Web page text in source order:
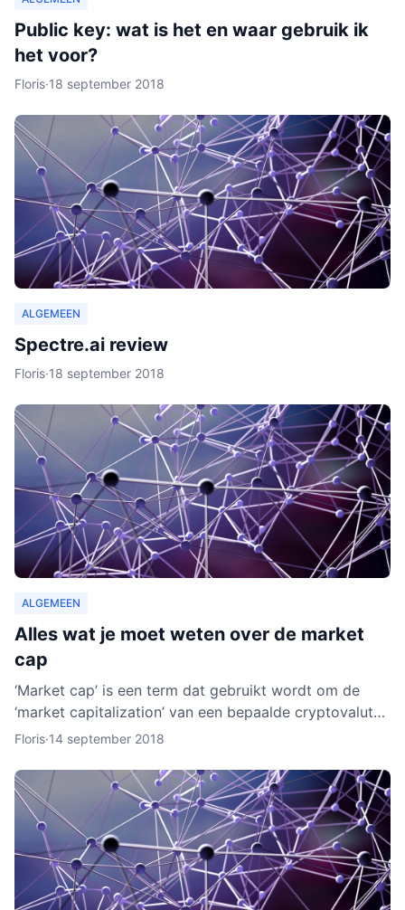
Public key: wat is het en waar gebruik ik
het voor?
Floris·18 september 2018
ALGEMEEN
Spectre.ai review
Floris·18 september 2018
ALGEMEEN
Alles wat je moet weten over de market
cap
‘Market cap’ is een term dat gebruikt wordt om de
‘market capitalization’ van een bepaalde cryptovaluta
uit te drukken. Aan de hand van berekeningen van de
Floris·14 september 2018